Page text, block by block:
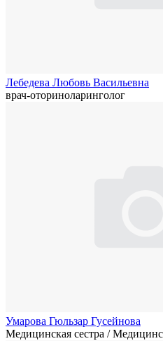
Лебедева Любовь Васильевна
врач-оториноларинголог
Умарова Гюльзар Гусейнова
Медицинская сестра /